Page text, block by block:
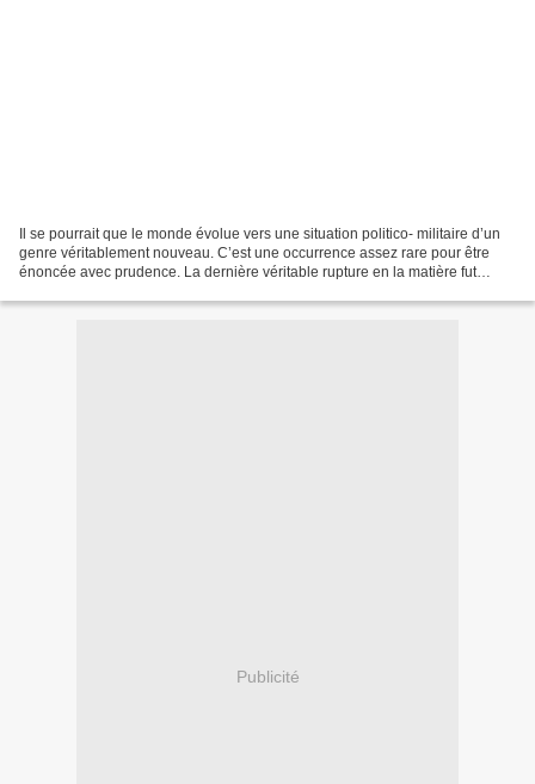
Il se pourrait que le monde évolue vers une situation politico- militaire d’un
genre véritablement nouveau. C’est une occurrence assez rare pour être
énoncée avec prudence. La dernière véritable rupture en la matière fut
Publicité